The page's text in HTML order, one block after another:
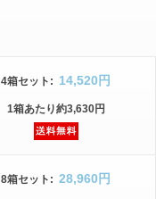
4箱セット : 14,520円
1箱あたり約3,630円
8箱セット : 28,960円